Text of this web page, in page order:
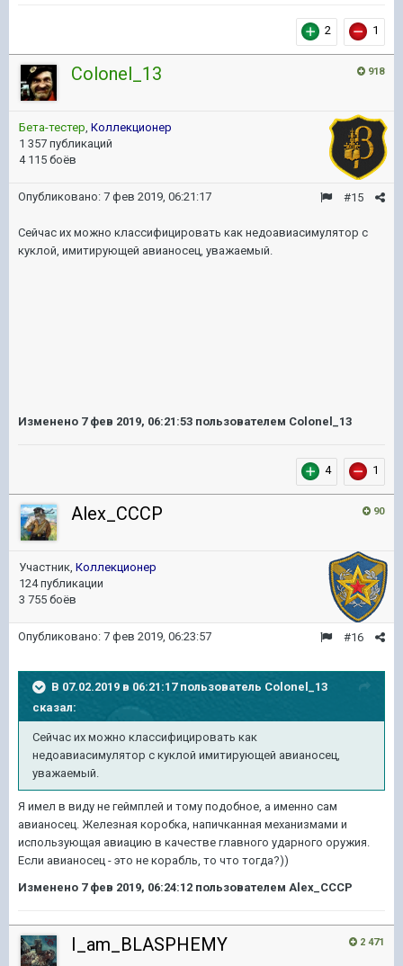
2 1
918
Colonel_13
Бета-тестер, Коллекционер
1 357 публикаций
4 115 боёв
#15
Опубликовано: 7 фев 2019, 06:21:17
Сейчас их можно классифицировать как недоавиасимулятор с
куклой, имитирующей авианосец, уважаемый.
Изменено 7 фев 2019, 06:21:53 пользователем Colonel_13
4 1
90
Alex_CCCP
Участник, Коллекционер
124 публикации
3 755 боёв
#16
Опубликовано: 7 фев 2019, 06:23:57
В 07.02.2019 в 06:21:17 пользователь Colonel_13
сказал:
Сейчас их можно классифицировать как
недоавиасимулятор с куклой имитирующей авианосец,
уважаемый.
Я имел в виду не геймплей и тому подобное, а именно сам
авианосец. Железная коробка, напичканная механизмами и
использующая авиацию в качестве главного ударного оружия.
Если авианосец - это не корабль, то что тогда?))
Изменено 7 фев 2019, 06:24:12 пользователем Alex_CCCP
2 471
I_am_BLASPHEMY